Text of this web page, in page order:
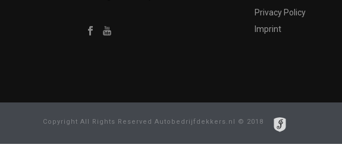
Privacy Policy
Imprint
Copyright All Rights Reserved Autobedrijfdekkers.nl © 2018